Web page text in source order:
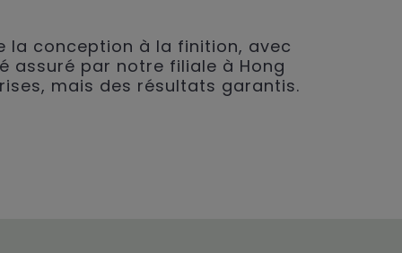
la conception à la finition, avec
assuré par notre filiale à Hong
mais des résultats garantis.